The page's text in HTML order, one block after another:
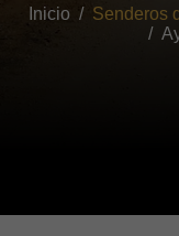
Inicio Senderos